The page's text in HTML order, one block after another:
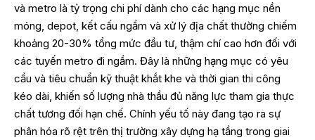
và metro là tỷ trọng chi phí dành cho các hạng mục nền
móng, depot, kết cấu ngầm và xử lý địa chất thường chiếm
khoảng 20-30% tổng mức đầu tư, thậm chí cao hơn đối với
các tuyến metro đi ngầm. Đây là những hạng mục có yêu
cầu và tiêu chuẩn kỹ thuật khắt khe và thời gian thi công
kéo dài, khiến số lượng nhà thầu đủ năng lực tham gia thực
chất tương đối hạn chế. Chính yếu tố này đang tạo ra sự
phân hóa rõ rệt trên thị trường xây dựng hạ tầng trong giai